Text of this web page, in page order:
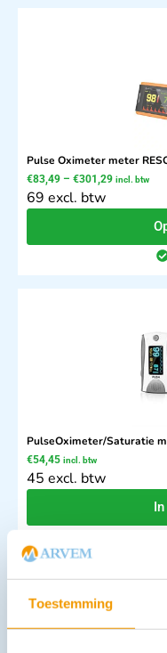
Toestemming
Pulse Oximeter meter
€83,49 – €301,29 incl. btw
69 excl. btw
PulseOximeter/Saturatie
€54,45 incl. btw
45 excl. btw